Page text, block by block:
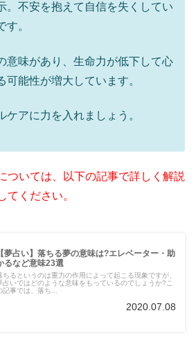
。不安を抱えて自信を失くしてい
す。
意味があり、生命力が低下して心
可能性が増大しています。
ケアに力を入れましょう。
いては、以下の記事で詳しく解説
てください。
【夢占い】落ちる夢の意味は?エレベーター・助
るなど意味23選
ちるというのは重力の作用によって起こる現象ですが、
占いではどのような意味をもっているのでしょうか?こ
記事では、落ち...
2020.07.08